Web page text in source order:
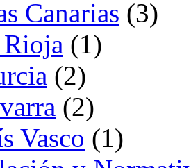
Canarias (3)
(1)
(2)
(2)
Vasco (1)